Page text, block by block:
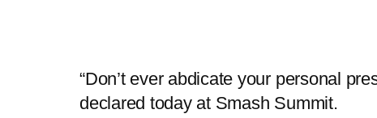
“Don’t ever abdicate your personal
declared today at Smash Summit.